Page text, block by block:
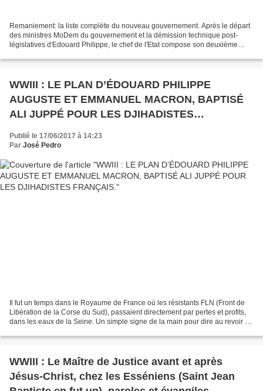
Remaniement: la liste complète du nouveau gouvernement. Après le départ
des ministres MoDem du gouvernement et la démission technique post-
législatives d'Edouard Philippe, le chef de l'Etat compose son deuxième
WWIII : LE PLAN D’ÉDOUARD PHILIPPE
AUGUSTE ET EMMANUEL MACRON, BAPTISÉ
ALI JUPPÉ POUR LES DJIHADISTES
FRANÇAIS.
Publié le 17/06/2017 à 14:23
Par José Pedro
Il fut un temps dans le Royaume de France où les résistants FLN (Front de
Libération de la Corse du Sud), passaient directement par pertes et profits,
dans les eaux de la Seine. Un simple signe de la main pour dire au revoir à
WWIII : Le Maître de Justice avant et après
Jésus-Christ, chez les Esséniens (Saint Jean